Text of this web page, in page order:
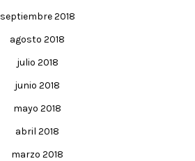
septiembre 2018
agosto 2018
julio 2018
junio 2018
mayo 2018
abril 2018
marzo 2018